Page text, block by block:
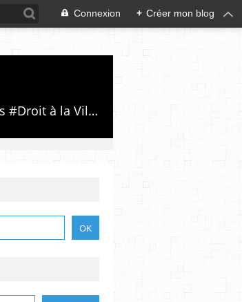
Connexion + Créer mon blog
Luttes émancipatrices,recherche du forum politico/social pour des alternatives,luttes urbaines #Droit à la Ville", #Paris #GrandParis,enjeux de la métropolisation,accès aux Archives publiques par Pierre Mansat,auteur‼️Ma vie rouge. Meutre au Grand Paris‼️[PUG]Association Josette & Maurice #Audin>bénevole Secours Populaire>Comité Laghouat-France>#Mumia #INTA